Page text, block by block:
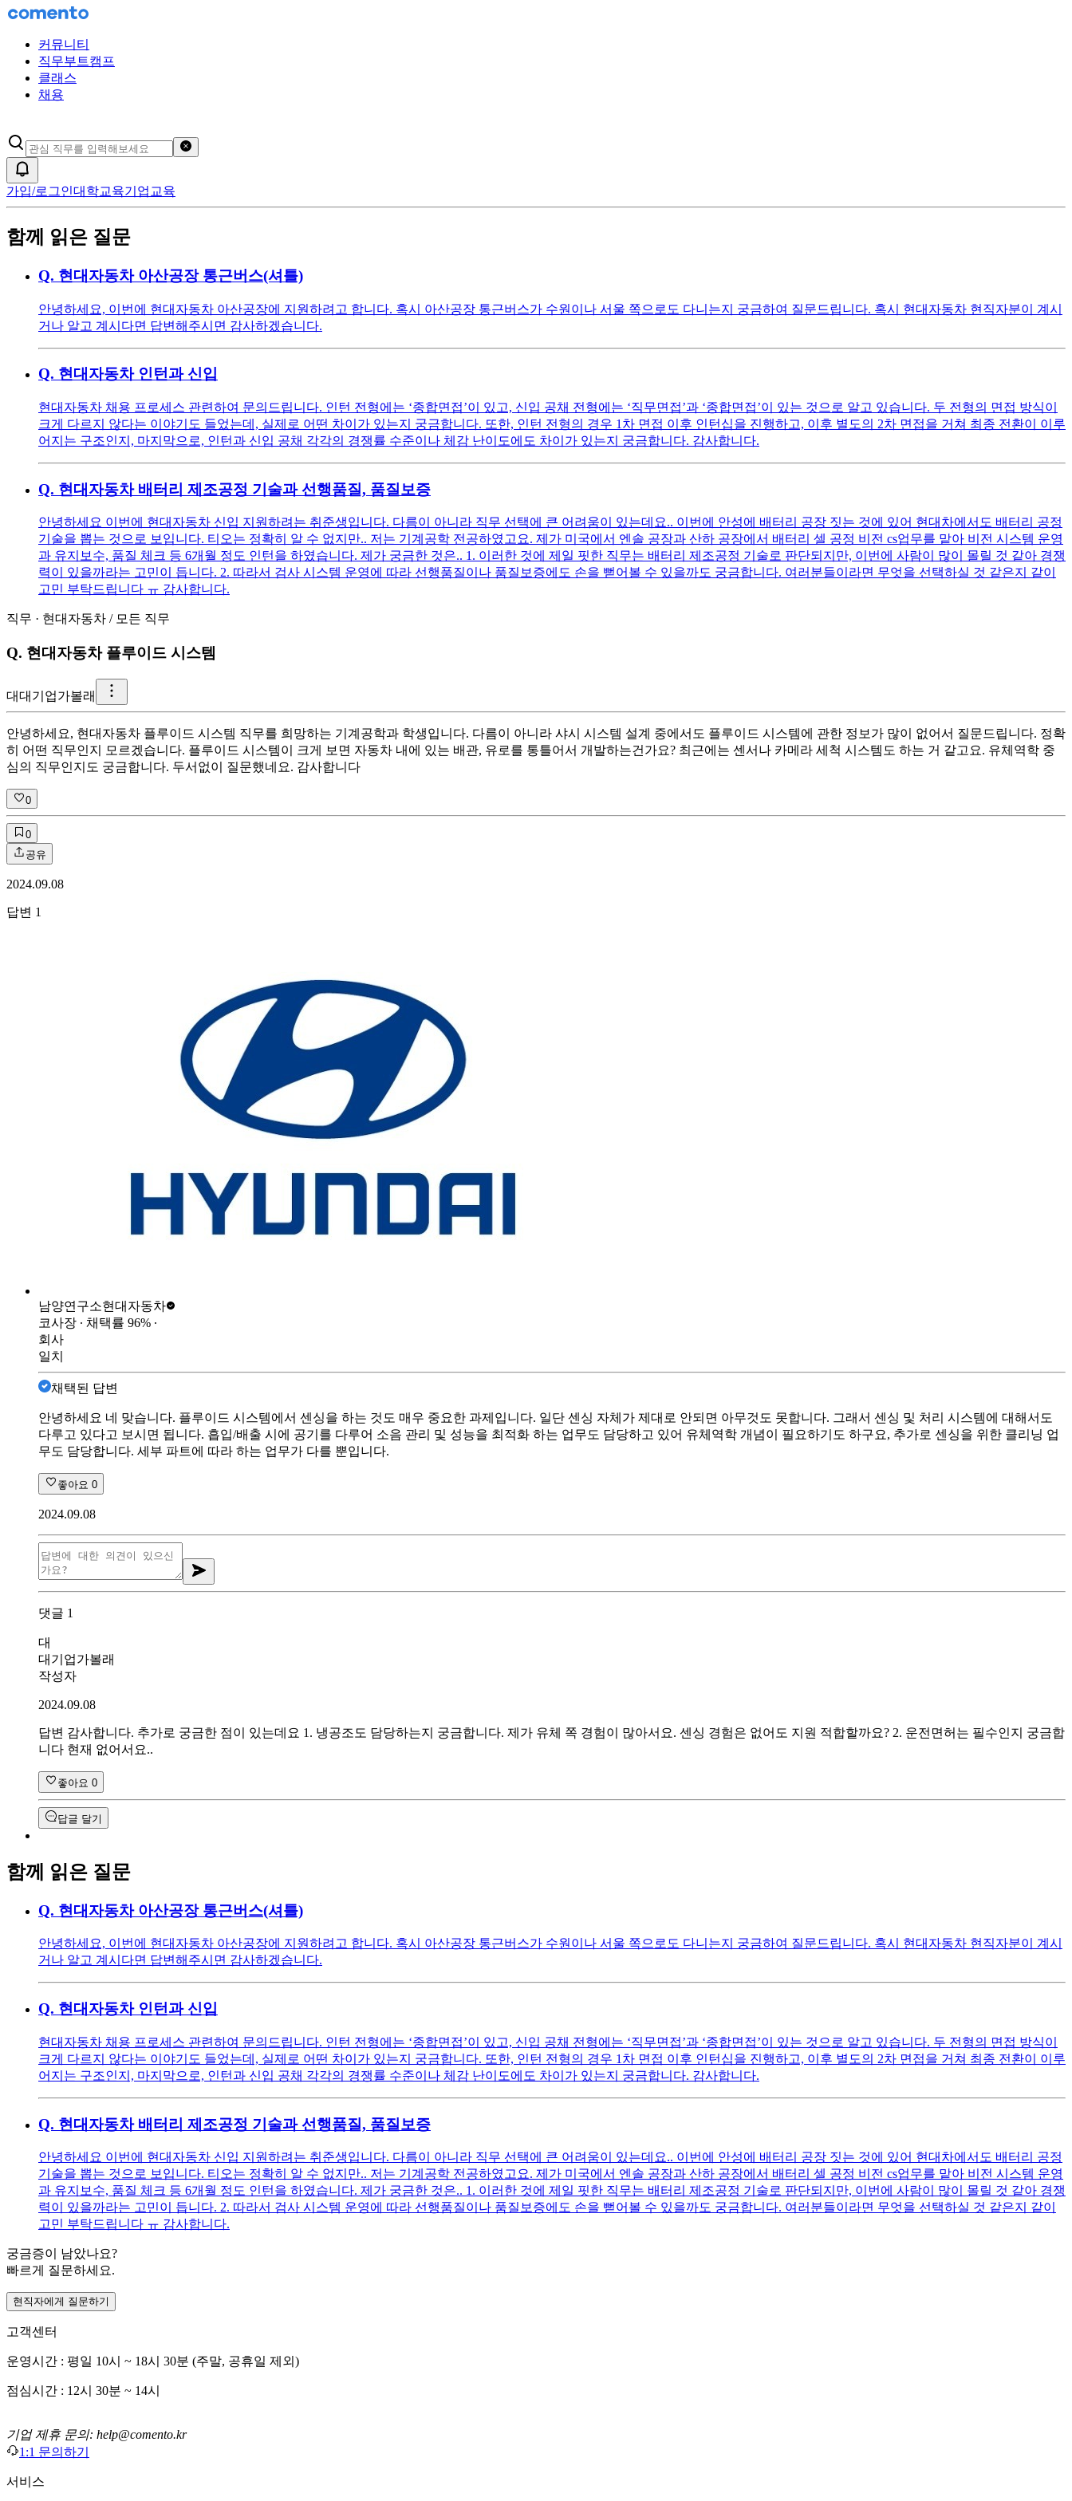
커뮤니티
직무부트캠프
클래스
채용
가입/로그인대학교육기업교육
함께 읽은 질문
Q. 현대자동차 아산공장 통근버스(셔틀)
안녕하세요, 이번에 현대자동차 아산공장에 지원하려고 합니다. 혹시 아산공장 통근버스가 수원이나 서울 쪽으로도 다니는지 궁금하여 질문드립니다. 혹시 현대자동차 현직자분이 계시
거나 알고 계시다면 답변해주시면 감사하겠습니다.
Q. 현대자동차 인턴과 신입
현대자동차 채용 프로세스 관련하여 문의드립니다. 인턴 전형에는 ‘종합면접’이 있고, 신입 공채 전형에는 ‘직무면접’과 ‘종합면접’이 있는 것으로 알고 있습니다. 두 전형의 면접 방식이
크게 다르지 않다는 이야기도 들었는데, 실제로 어떤 차이가 있는지 궁금합니다. 또한, 인턴 전형의 경우 1차 면접 이후 인턴십을 진행하고, 이후 별도의 2차 면접을 거쳐 최종 전환이 이루
어지는 구조인지, 마지막으로, 인턴과 신입 공채 각각의 경쟁률 수준이나 체감 난이도에도 차이가 있는지 궁금합니다. 감사합니다.
Q. 현대자동차 배터리 제조공정 기술과 선행품질, 품질보증
안녕하세요 이번에 현대자동차 신입 지원하려는 취준생입니다. 다름이 아니라 직무 선택에 큰 어려움이 있는데요.. 이번에 안성에 배터리 공장 짓는 것에 있어 현대차에서도 배터리 공정
기술을 뽑는 것으로 보입니다. 티오는 정확히 알 수 없지만.. 저는 기계공학 전공하였고요. 제가 미국에서 엔솔 공장과 산하 공장에서 배터리 셀 공정 비전 cs업무를 맡아 비전 시스템 운영
과 유지보수, 품질 체크 등 6개월 정도 인턴을 하였습니다. 제가 궁금한 것은.. 1. 이러한 것에 제일 핏한 직무는 배터리 제조공정 기술로 판단되지만, 이번에 사람이 많이 몰릴 것 같아 경쟁
력이 있을까라는 고민이 듭니다. 2. 따라서 검사 시스템 운영에 따라 선행품질이나 품질보증에도 손을 뻗어볼 수 있을까도 궁금합니다. 여러분들이라면 무엇을 선택하실 것 같은지 같이
고민 부탁드립니다 ㅠ 감사합니다.
직무 · 현대자동차 / 모든 직무
Q. 현대자동차 플루이드 시스템
대대기업가볼래
안녕하세요, 현대자동차 플루이드 시스템 직무를 희망하는 기계공학과 학생입니다. 다름이 아니라 샤시 시스템 설계 중에서도 플루이드 시스템에 관한 정보가 많이 없어서 질문드립니다. 정확
히 어떤 직무인지 모르겠습니다. 플루이드 시스템이 크게 보면 자동차 내에 있는 배관, 유로를 통틀어서 개발하는건가요? 최근에는 센서나 카메라 세척 시스템도 하는 거 같고요. 유체역학 중
심의 직무인지도 궁금합니다. 두서없이 질문했네요. 감사합니다
0
0
공유
2024.09.08
답변 1
남양연구소현대자동차
코사장 ∙ 채택률 96% ∙
회사
일치
채택된 답변
안녕하세요 네 맞습니다. 플루이드 시스템에서 센싱을 하는 것도 매우 중요한 과제입니다. 일단 센싱 자체가 제대로 안되면 아무것도 못합니다. 그래서 센싱 및 처리 시스템에 대해서도
다루고 있다고 보시면 됩니다. 흡입/배출 시에 공기를 다루어 소음 관리 및 성능을 최적화 하는 업무도 담당하고 있어 유체역학 개념이 필요하기도 하구요, 추가로 센싱을 위한 클리닝 업
무도 담당합니다. 세부 파트에 따라 하는 업무가 다를 뿐입니다.
좋아요 0
2024.09.08
댓글 1
대
대기업가볼래
작성자
2024.09.08
답변 감사합니다. 추가로 궁금한 점이 있는데요 1. 냉공조도 담당하는지 궁금합니다. 제가 유체 쪽 경험이 많아서요. 센싱 경험은 없어도 지원 적합할까요? 2. 운전면허는 필수인지 궁금합
니다 현재 없어서요..
좋아요 0
답글 달기
함께 읽은 질문
Q. 현대자동차 아산공장 통근버스(셔틀)
안녕하세요, 이번에 현대자동차 아산공장에 지원하려고 합니다. 혹시 아산공장 통근버스가 수원이나 서울 쪽으로도 다니는지 궁금하여 질문드립니다. 혹시 현대자동차 현직자분이 계시
거나 알고 계시다면 답변해주시면 감사하겠습니다.
Q. 현대자동차 인턴과 신입
현대자동차 채용 프로세스 관련하여 문의드립니다. 인턴 전형에는 ‘종합면접’이 있고, 신입 공채 전형에는 ‘직무면접’과 ‘종합면접’이 있는 것으로 알고 있습니다. 두 전형의 면접 방식이
크게 다르지 않다는 이야기도 들었는데, 실제로 어떤 차이가 있는지 궁금합니다. 또한, 인턴 전형의 경우 1차 면접 이후 인턴십을 진행하고, 이후 별도의 2차 면접을 거쳐 최종 전환이 이루
어지는 구조인지, 마지막으로, 인턴과 신입 공채 각각의 경쟁률 수준이나 체감 난이도에도 차이가 있는지 궁금합니다. 감사합니다.
Q. 현대자동차 배터리 제조공정 기술과 선행품질, 품질보증
안녕하세요 이번에 현대자동차 신입 지원하려는 취준생입니다. 다름이 아니라 직무 선택에 큰 어려움이 있는데요.. 이번에 안성에 배터리 공장 짓는 것에 있어 현대차에서도 배터리 공정
기술을 뽑는 것으로 보입니다. 티오는 정확히 알 수 없지만.. 저는 기계공학 전공하였고요. 제가 미국에서 엔솔 공장과 산하 공장에서 배터리 셀 공정 비전 cs업무를 맡아 비전 시스템 운영
과 유지보수, 품질 체크 등 6개월 정도 인턴을 하였습니다. 제가 궁금한 것은.. 1. 이러한 것에 제일 핏한 직무는 배터리 제조공정 기술로 판단되지만, 이번에 사람이 많이 몰릴 것 같아 경쟁
력이 있을까라는 고민이 듭니다. 2. 따라서 검사 시스템 운영에 따라 선행품질이나 품질보증에도 손을 뻗어볼 수 있을까도 궁금합니다. 여러분들이라면 무엇을 선택하실 것 같은지 같이
고민 부탁드립니다 ㅠ 감사합니다.
궁금증이 남았나요?
빠르게 질문하세요.
현직자에게 질문하기
고객센터
운영시간 : 평일 10시 ~ 18시 30분 (주말, 공휴일 제외)
점심시간 : 12시 30분 ~ 14시
기업 제휴 문의: help@comento.kr
1:1 문의하기
서비스